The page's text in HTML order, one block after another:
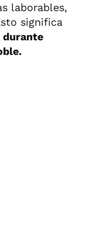
laborables,
significa
durante